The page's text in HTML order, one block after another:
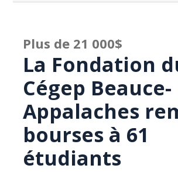
Plus de 21 000$
La Fondation
Cégep Beauce-
Appalaches
bourses à 61
étudiants